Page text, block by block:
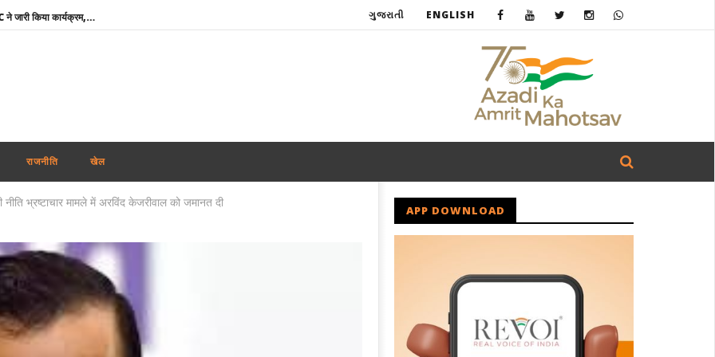
दुबई में होगा महिला टी20 एशिया कप : ACC ने जारी किया कार्यक्रम, 5 सितम्बर को भारत-पाक की टक्कर
अभिजीत दिपके ने लॉन्च किया नया अभियान ‘क्या बोलती पब्लिक’, बोले – शिक्षा कमाई का जरिया नहीं
रेप कांड : तहलका मैगज़ीन के पूर्व सम्पादक तरुण तेजपाल दोषी करार, बॉम्बे हाई कोर्ट ने सुनाई 10 साल की सजा
‘विकसित भारत’ विजन को आगे बढ़ाने में प्रादेशिक सेना का योगदान महत्वपूर्ण : राजनाथ सिंह
मोदी कैबिनेट ने GOBARdhan योजना को दी मंजूरी : गोबर व जैविक कचरे से बनेगी स्वच्छ ऊर्जा
दुबई में होगा महिला टी20 एशिया कप : ACC ने जारी किया कार्यक्रम, 5 सितम्बर को भारत-पाक की टक्कर
ગુજરાતી ENGLISH
राजनीति खेल
भ्रष्टाचार मामले में अरविंद केजरीवाल को जमानत दी
APP DOWNLOAD